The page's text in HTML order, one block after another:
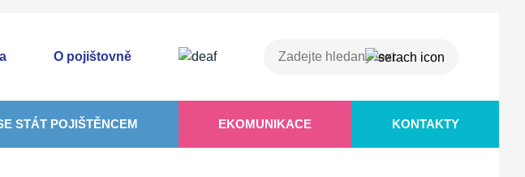
O pojištovně
STÁT POJIŠTĚNCEM EKOMUNIKACE KONTAKTY